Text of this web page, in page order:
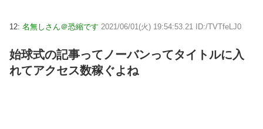
12: 名無しさん＠恐縮です 2021/06/01(火) 19:54:53.21 ID:/TVTfeLJ0
始球式の記事ってノーバンってタイトルに入
れてアクセス数稼ぐよね